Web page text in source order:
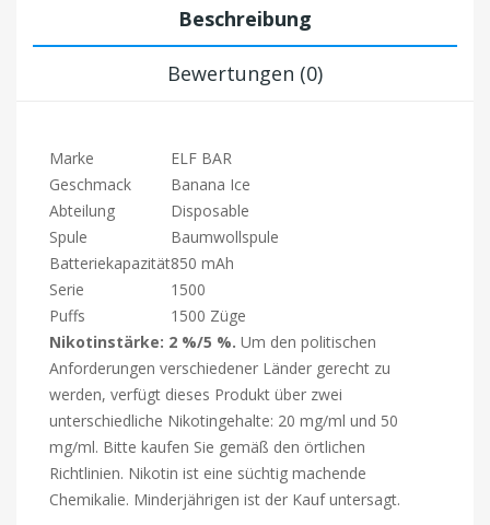
Beschreibung
Bewertungen (0)
Marke
ELF BAR
Geschmack
Banana Ice
Abteilung
Disposable
Spule
Baumwollspule
Batteriekapazität850 mAh
Serie
1500
Puffs
1500 Züge
Nikotinstärke: 2 %/5 %. Um den politischen
Anforderungen verschiedener Länder gerecht zu
werden, verfügt dieses Produkt über zwei
unterschiedliche Nikotingehalte: 20 mg/ml und 50
mg/ml. Bitte kaufen Sie gemäß den örtlichen
Richtlinien. Nikotin ist eine süchtig machende
Chemikalie. Minderjährigen ist der Kauf untersagt.